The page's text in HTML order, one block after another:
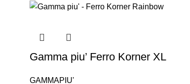
Gamma piu’ Ferro Korner XL
GAMMAPIU'